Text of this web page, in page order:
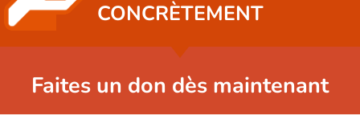
CONCRÈTEMENT
Faites un don dès maintenant